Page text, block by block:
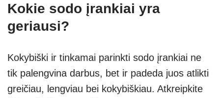
Kokie sodo įrankiai yra
geriausi?
Kokybiški ir tinkamai parinkti sodo įrankiai ne
tik palengvina darbus, bet ir padeda juos atlikti
greičiau, lengviau bei kokybiškiau. Atkreipkite